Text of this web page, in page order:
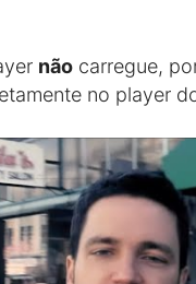
não carregue,
no player